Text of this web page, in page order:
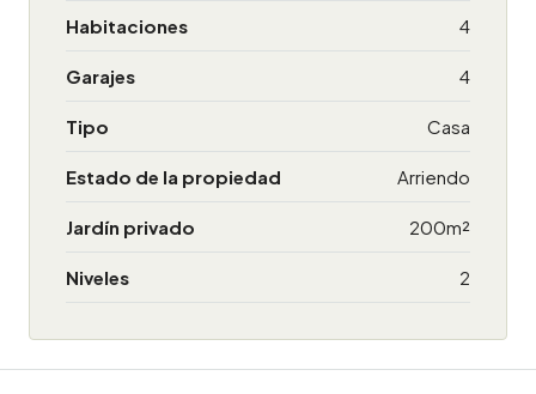
Habitaciones 4
Garajes 4
Tipo Casa
Estado de la propiedad Arriendo
Jardín privado 200m²
Niveles 2